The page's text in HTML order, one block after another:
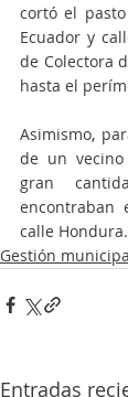
cortó el
Ecuador y
de Colectora
hasta el
Asimismo,
de un
gran
calle Hondura.
Gestión
Entradas